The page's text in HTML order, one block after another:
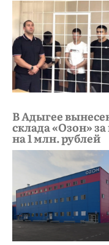
В Адыгее
склада «Озон»
на 1 млн. рублей